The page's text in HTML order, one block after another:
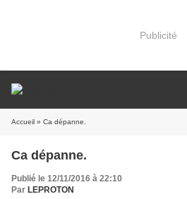
Publicité
Accueil » Ca dépanne.
Ca dépanne.
Publié le 12/11/2016 à 22:10
Par LEPROTON